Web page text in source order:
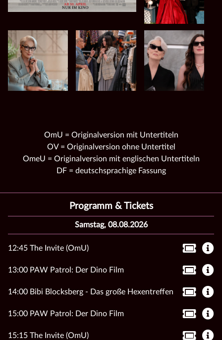
OmU = Originalversion mit Untertiteln
OV = Originalversion ohne Untertitel
OmeU = Originalversion mit englischen Untertiteln
DF = deutschsprachige Fassung
Programm & Tickets
Samstag, 08.08.2026
12:45 The Invite (OmU)
13:00 PAW Patrol: Der Dino Film
14:00 Bibi Blocksberg - Das große Hexentreffen
15:00 PAW Patrol: Der Dino Film
15:15 The Invite (OmU)